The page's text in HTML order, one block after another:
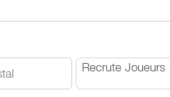
Recrute Joueurs